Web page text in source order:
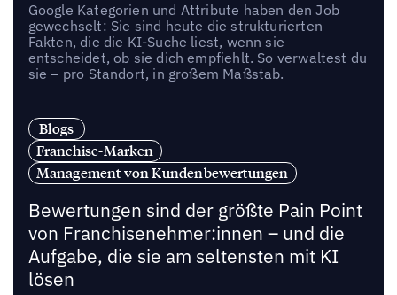
Google Kategorien und Attribute haben den Job
gewechselt: Sie sind heute die strukturierten
Fakten, die die KI-Suche liest, wenn sie
entscheidet, ob sie dich empfiehlt. So verwaltest du
sie – pro Standort, in großem Maßstab.
Blogs
Franchise-Marken
Management von Kundenbewertungen
Bewertungen sind der größte Pain Point
von Franchisenehmer:innen – und die
Aufgabe, die sie am seltensten mit KI
lösen